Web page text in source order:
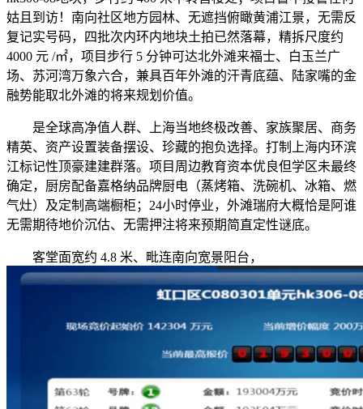
姑且到访！南向社区地方园林、无遮挡俯瞰黄浦江景，无需反
复记实号码，四批次内环内地块土拍已然落幕，精拆尺度约
4000 元 /㎡，项目步行 5 分钟可达北外滩来福士、白玉兰广
场、苏河湾万象六合，兼具百年外滩的汗青底蕴、陆家嘴的金
融势能取北外滩的将来规划价值。
是全球高净值人群、上海当地终极改善、家族聚居、商务
精英、资产设置装备摆设、珍藏的抱负选择。打制上海内环滨
江标记性顶豪建建群落。项目周边教育资本优良但学区未最终
确定，厨房配备嘉格纳品牌厨电（蒸烤箱、洗碗机、冰箱、燃
气灶）及定制高端橱柜；24小时停业，外滩瑞府大概恰是阿谁
无需期待地价沉估、无需押注将来预期简直定性谜底。
客堂面宽约 4.8 米、毗连南向宽景阳台，